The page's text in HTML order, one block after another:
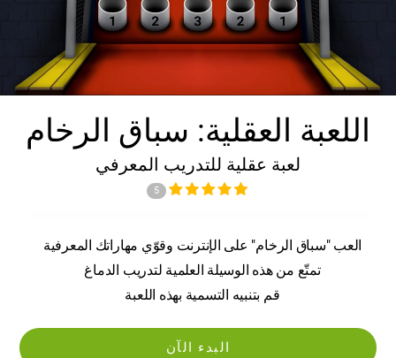
اللعبة العقلية: سباق الرخام
لعبة عقلية للتدريب المعرفي
5
العب "سباق الرخام" على الإنترنت وقوّي مهاراتك المعرفية
تمتّع من هذه الوسيلة العلمية لتدريب الدماغ
قم بتنبيه التسمية بهذه اللعبة
البدء الآن